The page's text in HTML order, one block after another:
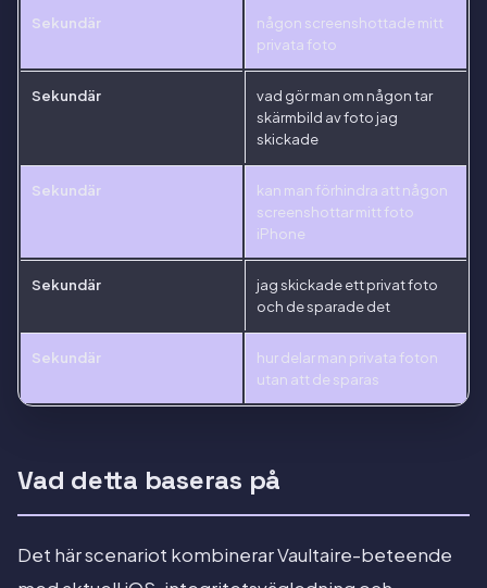
Sekundär
någon screenshottade mitt
privata foto
Sekundär
vad gör man om någon tar
skärmbild av foto jag
skickade
Sekundär
kan man förhindra att någon
screenshottar mitt foto
iPhone
Sekundär
jag skickade ett privat foto
och de sparade det
Sekundär
hur delar man privata foton
utan att de sparas
Vad detta baseras på
Det här scenariot kombinerar Vaultaire-beteende